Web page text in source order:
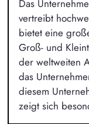
Das
vertreibt
bietet eine
Groß- und
der weltweiten
das
diesem
zeigt sich